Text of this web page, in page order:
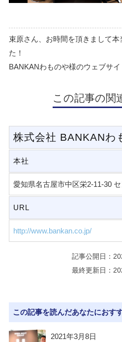
束原さん、お時間を頂きまして
た！
BANKANわものや様のウェブサ
この記事の関
株式会社 BANKANわ
本社
愛知県名古屋市中区栄2-11-30
URL
http://www.bankan.co.jp/
記事公開日：
最終更新日：
この記事を読んだあなたにおす
2021年3月8日